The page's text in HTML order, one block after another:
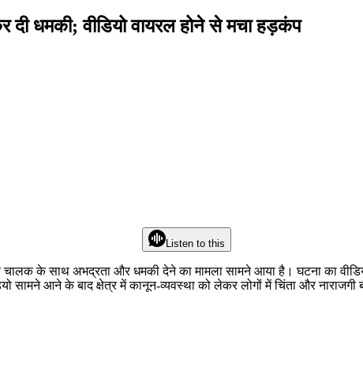
धमकी; वीडियो वायरल होने से मचा हड़कंप
Listen to this
के साथ अभद्रता और धमकी देने का मामला सामने आया है। घटना का
आने के बाद क्षेत्र में कानून-व्यवस्था को लेकर लोगों में चिंता और नाराजगी